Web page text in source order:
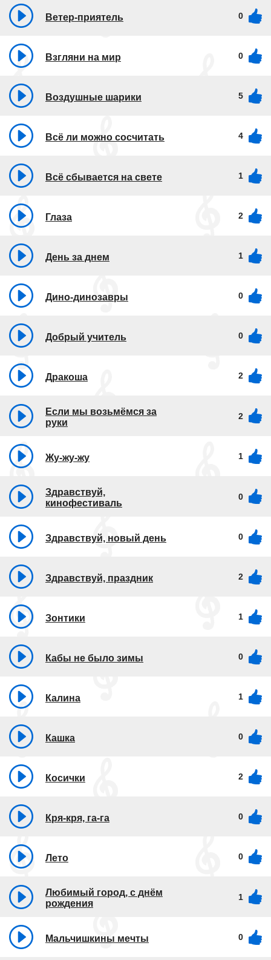
Ветер-приятель 0
Взгляни на мир 0
Воздушные шарики 5
Всё ли можно сосчитать 4
Всё сбывается на свете 1
Глаза 2
День за днем 1
Дино-динозавры 0
Добрый учитель 0
Дракоша 2
Если мы возьмёмся за
руки
2
Жу-жу-жу 1
Здравствуй,
кинофестиваль
0
Здравствуй, новый день 0
Здравствуй, праздник 2
Зонтики 1
Кабы не было зимы 0
Калина 1
Кашка 0
Косички 2
Кря-кря, га-га 0
Лето 0
Любимый город, с днём
рождения
1
Мальчишкины мечты 0